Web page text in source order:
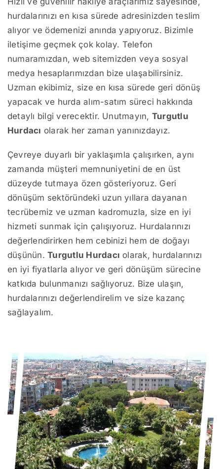
hurdalarınızı en kısa sürede adresinizden teslim
alıyor ve ödemenizi anında yapıyoruz. Bizimle
iletişime geçmek çok kolay. Telefon
numaramızdan, web sitemizden veya sosyal
medya hesaplarımızdan bize ulaşabilirsiniz.
Uzman ekibimiz, size en kısa sürede geri dönüş
yapacak ve hurda alım-satım süreci hakkında
detaylı bilgi verecektir. Unutmayın, Turgutlu
Hurdacı olarak her zaman yanınızdayız.
Çevreye duyarlı bir yaklaşımla çalışırken, aynı
zamanda müşteri memnuniyetini de en üst
düzeyde tutmaya özen gösteriyoruz. Geri
dönüşüm sektöründeki uzun yıllara dayanan
tecrübemiz ve uzman kadromuzla, size en iyi
hizmeti sunmak için çalışıyoruz. Hurdalarınızı
değerlendirirken hem cebinizi hem de doğayı
düşünün.Turgutlu Hurdacı olarak, hurdalarınızı
en iyi fiyatlarla alıyor ve geri dönüşüm sürecine
katkıda bulunmanızı sağlıyoruz. Bize ulaşın,
hurdalarınızı değerlendirelim ve size kazanç
sağlayalım.